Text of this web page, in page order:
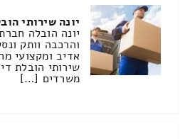
יונה שירותי
יונה הובלה
והרכבה וותק
אדיב ומקצועי
שירותי הובלת
משרדים […]